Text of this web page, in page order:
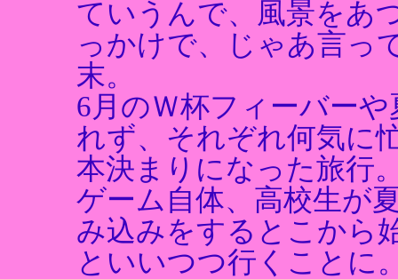
ていうんで、風景をあ
っかけで、じゃあ言っ
末。
6月のＷ杯フィーバー
れず、それぞれ何気に
本決まりになった旅行
ゲーム自体、高校生が
み込みをするとこから
といいつつ行くことに